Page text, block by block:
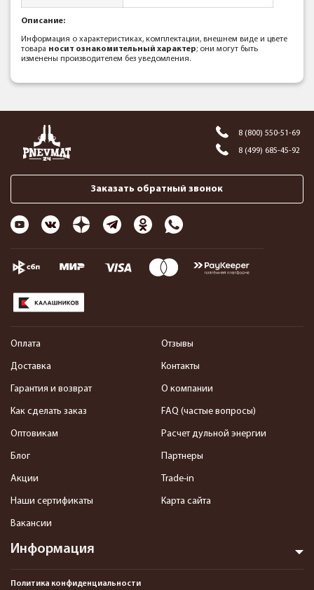
Описание:
Информация о характеристиках, комплектации, внешнем виде и цвете
товара носит ознакомительный характер; они могут быть
изменены производителем без уведомления.
8 (800) 550-51-69
8 (499) 685-45-92
Заказать обратный звонок
Информация
Оплата
Доставка
Гарантия и возврат
Как сделать заказ
Оптовикам
Блог
Акции
Наши сертификаты
Вакансии
Отзывы
Контакты
О компании
FAQ (частые вопросы)
Расчет дульной энергии
Партнеры
Trade-in
Карта сайта
Политика конфиденциальности